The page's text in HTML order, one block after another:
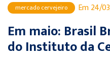
mercado cervejeiro Em 24/
Em maio: Brasil
do Instituto da